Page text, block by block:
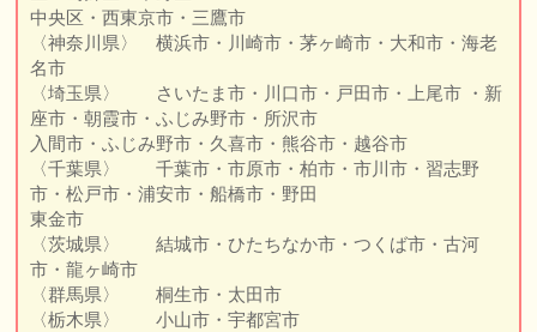
中央区・西東京市・三鷹市
〈神奈川県〉 横浜市・川崎市・茅ヶ崎市・大和市・海老
名市
〈埼玉県〉 さいたま市・川口市・戸田市・上尾市 ・新
座市・朝霞市・ふじみ野市・所沢市
入間市・ふじみ野市・久喜市・熊谷市・越谷市
〈千葉県〉 千葉市・市原市・柏市・市川市・習志野
市・松戸市・浦安市・船橋市・野田
東金市
〈茨城県〉 結城市・ひたちなか市・つくば市・古河
市・龍ヶ崎市
〈群馬県〉 桐生市・太田市
〈栃木県〉 小山市・宇都宮市